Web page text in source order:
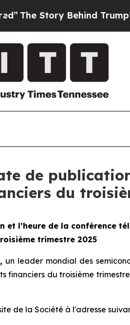
Story Behind Trump’s
de
du
et l’heure de la conférence
trimestre 2025
, un leader mondial des
du troisième
de la Société à l'adresse